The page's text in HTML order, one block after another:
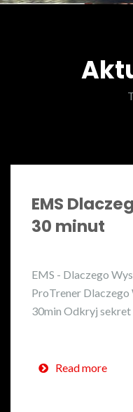
EMS
30 minut
EMS - Dlaczego
ProTrener
30min Odkryj
Read more